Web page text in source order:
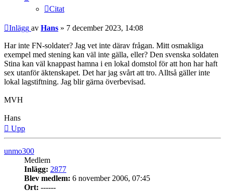
Citat
Inlägg av Hans » 7 december 2023, 14:08
Har inte FN-soldater? Jag vet inte därav frågan. Mitt osmakliga
exempel med stening kan väl inte gälla, eller? Den svenska soldaten
Stina kan väl knappast hamna i en lokal domstol för att hon har haft
sex utanför äktenskapet. Det har jag svårt att tro. Alltså gäller inte
lokal lagstiftning. Jag blir gärna överbevisad.
MVH
Hans
Upp
unmo300
Medlem
Inlägg: 2877
Blev medlem: 6 november 2006, 07:45
Ort: ------